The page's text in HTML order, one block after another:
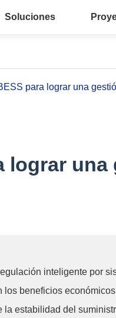
Soluciones
para lograr una
lograr
inteligente por
los beneficios
estabilidad del